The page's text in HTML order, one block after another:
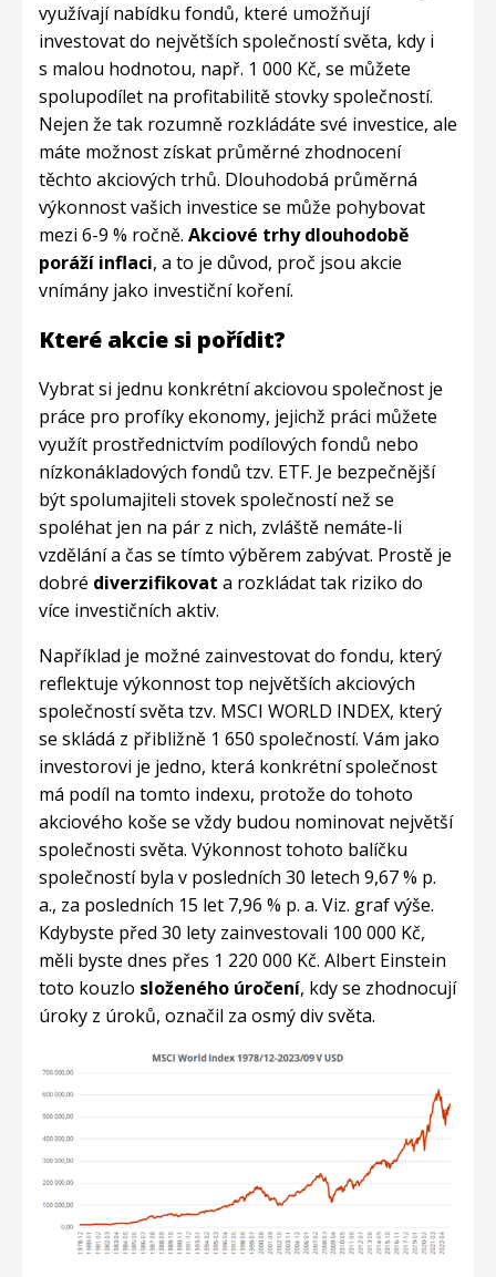
využívají nabídku fondů, které umožňují
investovat do největších společností světa, kdy i
s malou hodnotou, např. 1 000 Kč, se můžete
spolupodílet na profitabilitě stovky společností.
Nejen že tak rozumně rozkládáte své investice, ale
máte možnost získat průměrné zhodnocení
těchto akciových trhů. Dlouhodobá průměrná
výkonnost vašich investice se může pohybovat
mezi 6-9 % ročně. Akciové trhy dlouhodobě
poráží inflaci, a to je důvod, proč jsou akcie
vnímány jako investiční koření.
Které akcie si pořídit?
Vybrat si jednu konkrétní akciovou společnost je
práce pro profíky ekonomy, jejichž práci můžete
využít prostřednictvím podílových fondů nebo
nízkonákladových fondů tzv. ETF. Je bezpečnější
být spolumajiteli stovek společností než se
spoléhat jen na pár z nich, zvláště nemáte-li
vzdělání a čas se tímto výběrem zabývat. Prostě je
dobré diverzifikovat a rozkládat tak riziko do
více investičních aktiv.
Například je možné zainvestovat do fondu, který
reflektuje výkonnost top největších akciových
společností světa tzv. MSCI WORLD INDEX, který
se skládá z přibližně 1 650 společností. Vám jako
investorovi je jedno, která konkrétní společnost
má podíl na tomto indexu, protože do tohoto
akciového koše se vždy budou nominovat největší
společnosti světa. Výkonnost tohoto balíčku
společností byla v posledních 30 letech 9,67 % p.
a., za posledních 15 let 7,96 % p. a. Viz. graf výše.
Kdybyste před 30 lety zainvestovali 100 000 Kč,
měli byste dnes přes 1 220 000 Kč. Albert Einstein
toto kouzlo složeného úročení, kdy se zhodnocují
úroky z úroků, označil za osmý div světa.